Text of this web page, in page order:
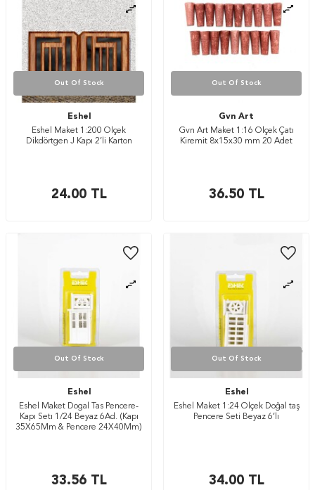
Out Of Stock
Eshel
Eshel Maket 1:200 Ölçek
Dikdörtgen J Kapı 2’li Karton
24.00TL
Out Of Stock
Gvn Art
Gvn Art Maket 1:16 Ölçek Çatı
Kiremit 8x15x30 mm 20 Adet
36.50TL
Out Of Stock
Eshel
Eshel Maket Dogal Tas Pencere-
Kapı Setı 1/24 Beyaz 6Ad. (Kapı
35X65Mm & Pencere 24X40Mm)
33.56TL
Out Of Stock
Eshel
Eshel Maket 1:24 Ölçek Doğal taş
Pencere Seti Beyaz 6’lı
34.00TL